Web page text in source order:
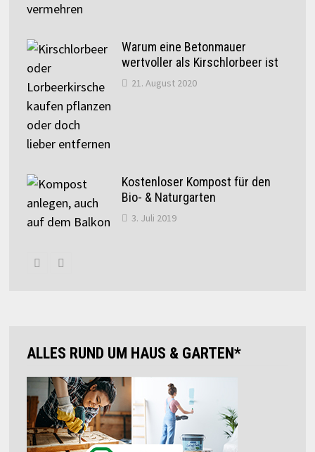
Warum eine Betonmauer
wertvoller als Kirschlorbeer ist
21. August 2020
Kostenloser Kompost für den
Bio- & Naturgarten
3. Juli 2019
ALLES RUND UM HAUS & GARTEN*